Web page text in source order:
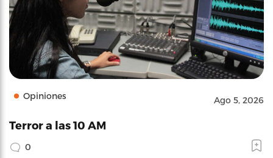
Opiniones Ago 5, 2026
Terror a las 10 AM
0